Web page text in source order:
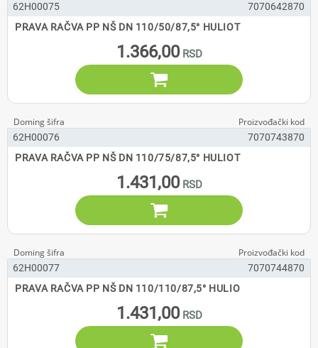
62H00075
7070642870
PRAVA RAČVA PP NŠ DN 110/50/87,5° HULIOT
1.366,00

62H00076
7070743870
PRAVA RAČVA PP NŠ DN 110/75/87,5° HULIOT
1.431,00

62H00077
7070744870
PRAVA RAČVA PP NŠ DN 110/110/87,5° HULIO
1.431,00
